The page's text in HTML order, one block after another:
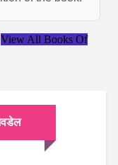
View All Books Of